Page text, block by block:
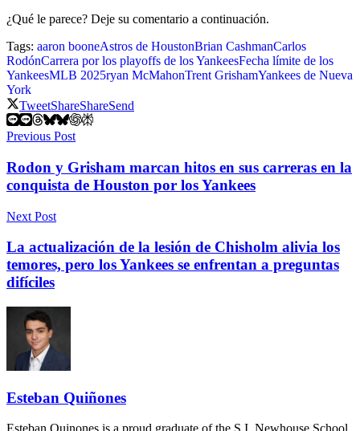
¿Qué le parece? Deje su comentario a continuación.
Tags: aaron booneAstros de HoustonBrian CashmanCarlos
RodónCarrera por los playoffs de los YankeesFecha límite de los
YankeesMLB 2025ryan McMahonTrent GrishamYankees de Nueva
York
TweetShareShareSend
Previous Post
Rodon y Grisham marcan hitos en sus carreras en la
conquista de Houston por los Yankees
Next Post
La actualización de la lesión de Chisholm alivia los
temores, pero los Yankees se enfrentan a preguntas
difíciles
Esteban Quiñones